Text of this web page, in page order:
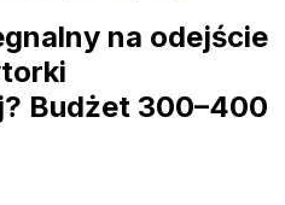
na odejście
Budżet 300–400